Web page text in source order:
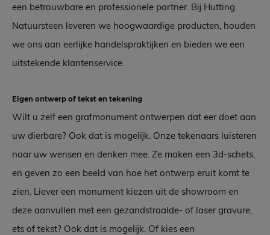
een betrouwbare en professionele partner. Bij Hutting
Natuursteen leveren we hoogwaardige producten, houden
we ons aan eerlijke handelspraktijken en bieden we een
uitstekende klantenservice.
Eigen ontwerp of tekst en tekening
Wilt u zelf een grafmonument ontwerpen dat eer doet aan
uw dierbare? Ook dat is mogelijk. Onze tekenaars luisteren
naar uw wensen en denken mee. Ze maken een 3d-schets,
en geven zo een beeld van hoe het ontwerp eruit komt te
zien. Liever een monument kiezen uit de showroom en
deze aanvullen met een gezandstraalde- of laser gravure,
ets of tekst? Ook dat is mogelijk. Of kies een